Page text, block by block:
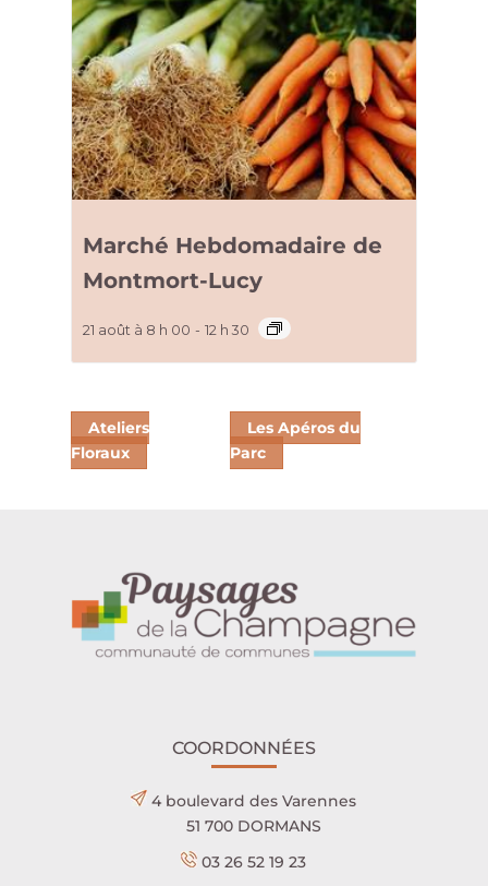
Marché Hebdomadaire de
Montmort-Lucy
21 août à 8 h 00 - 12 h 30
Ateliers
Floraux
Les Apéros du
Parc
COORDONNÉES
4 boulevard des Varennes
51 700 DORMANS
03 26 52 19 23